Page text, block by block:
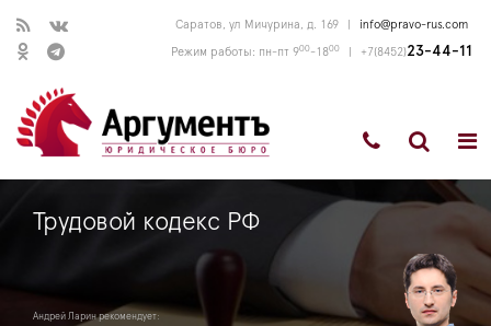
Саратов, ул Мичурина, д. 169 info@pravo-rus.com
Режим работы: пн-пт 900-1800 +7(8452)23-44-11
Трудовой кодекс РФ
Андрей Ларин рекомендует: